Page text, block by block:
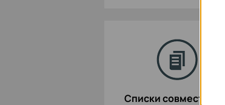
Списки совместимых